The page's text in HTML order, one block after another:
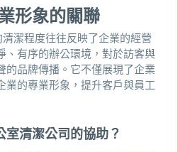
形象的關聯
潔程度往往反映了企業的經營
、有序的辦公環境，對於訪客與
的品牌傳播。它不僅展現了企業
業的專業形象，提升客戶與員工
清潔公司的協助？